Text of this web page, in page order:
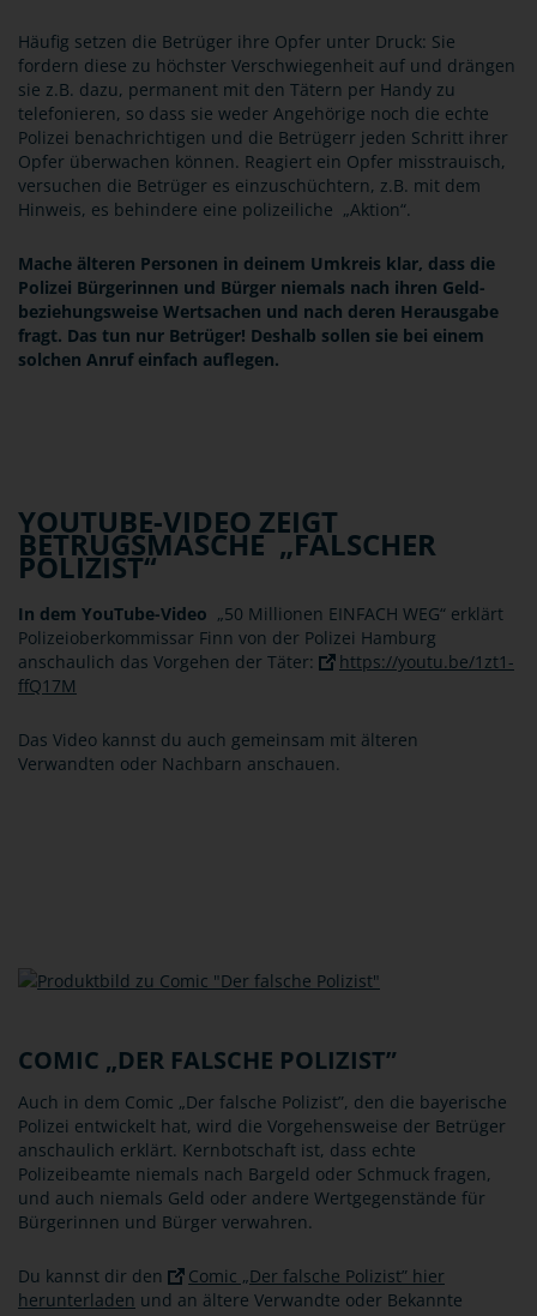
Häufig setzen die Betrüger ihre Opfer unter Druck: Sie
fordern diese zu höchster Verschwiegenheit auf und drängen
sie z.B. dazu, permanent mit den Tätern per Handy zu
telefonieren, so dass sie weder Angehörige noch die echte
Polizei benachrichtigen und die Betrügerr jeden Schritt ihrer
Opfer überwachen können. Reagiert ein Opfer misstrauisch,
versuchen die Betrüger es einzuschüchtern, z.B. mit dem
Hinweis, es behindere eine polizeiliche „Aktion“.
Mache älteren Personen in deinem Umkreis klar, dass die
Polizei Bürgerinnen und Bürger niemals nach ihren Geld-
beziehungsweise Wertsachen und nach deren Herausgabe
fragt. Das tun nur Betrüger! Deshalb sollen sie bei einem
solchen Anruf einfach auflegen.
YOUTUBE-VIDEO ZEIGT
BETRUGSMASCHE „FALSCHER
POLIZIST“
In dem YouTube-Video „50 Millionen EINFACH WEG“ erklärt
Polizeioberkommissar Finn von der Polizei Hamburg
anschaulich das Vorgehen der Täter:
https://youtu.be/1zt1-
ffQ17M
Das Video kannst du auch gemeinsam mit älteren
Verwandten oder Nachbarn anschauen.
COMIC „DER FALSCHE POLIZIST”
Auch in dem Comic „Der falsche Polizist”, den die bayerische
Polizei entwickelt hat, wird die Vorgehensweise der Betrüger
anschaulich erklärt. Kernbotschaft ist, dass echte
Polizeibeamte niemals nach Bargeld oder Schmuck fragen,
und auch niemals Geld oder andere Wertgegenstände für
Bürgerinnen und Bürger verwahren.
Du kannst dir den
Comic „Der falsche Polizist” hier
herunterladen und an ältere Verwandte oder Bekannte